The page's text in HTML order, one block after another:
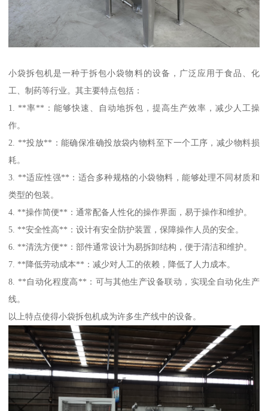
小袋拆包机是一种于拆包小袋物料的设备，广泛应用于食品、化
工、制药等行业。其主要特点包括：
1. **率**：能够快速、自动地拆包，提高生产效率，减少人工操
作。
2. **投放**：能确保准确投放袋内物料至下一个工序，减少物料损
耗。
3. **适应性强**：适合多种规格的小袋物料，能够处理不同材质和
类型的包装。
4. **操作简便**：通常配备人性化的操作界面，易于操作和维护。
5. **安全性高**：设计有安全防护装置，保障操作人员的安全。
6. **清洗方便**：部件通常设计为易拆卸结构，便于清洁和维护。
7. **降低劳动成本**：减少对人工的依赖，降低了人力成本。
8. **自动化程度高**：可与其他生产设备联动，实现全自动化生产
线。
以上特点使得小袋拆包机成为许多生产线中的设备。